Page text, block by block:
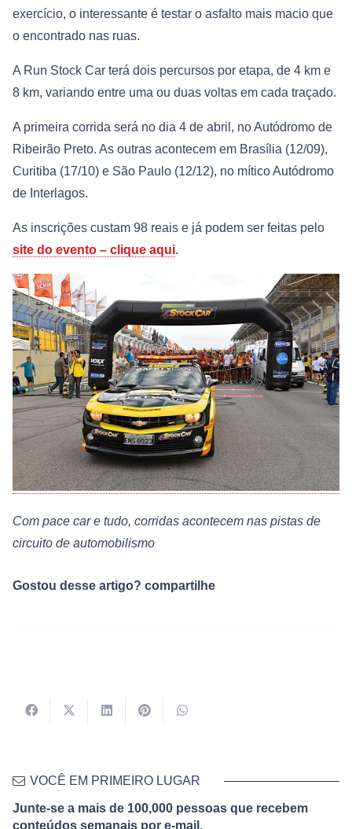
exercício, o interessante é testar o asfalto mais macio que
o encontrado nas ruas.
A Run Stock Car terá dois percursos por etapa, de 4 km e
8 km, variando entre uma ou duas voltas em cada traçado.
A primeira corrida será no dia 4 de abril, no Autódromo de
Ribeirão Preto. As outras acontecem em Brasília (12/09),
Curitiba (17/10) e São Paulo (12/12), no mítico Autódromo
de Interlagos.
As inscrições custam 98 reais e já podem ser feitas pelo
site do evento – clique aqui.
Com pace car e tudo, corridas acontecem nas pistas de
circuito de automobilismo
Gostou desse artigo? compartilhe
VOCÊ EM PRIMEIRO LUGAR
Junte-se a mais de 100,000 pessoas que recebem
conteúdos semanais por e-mail.